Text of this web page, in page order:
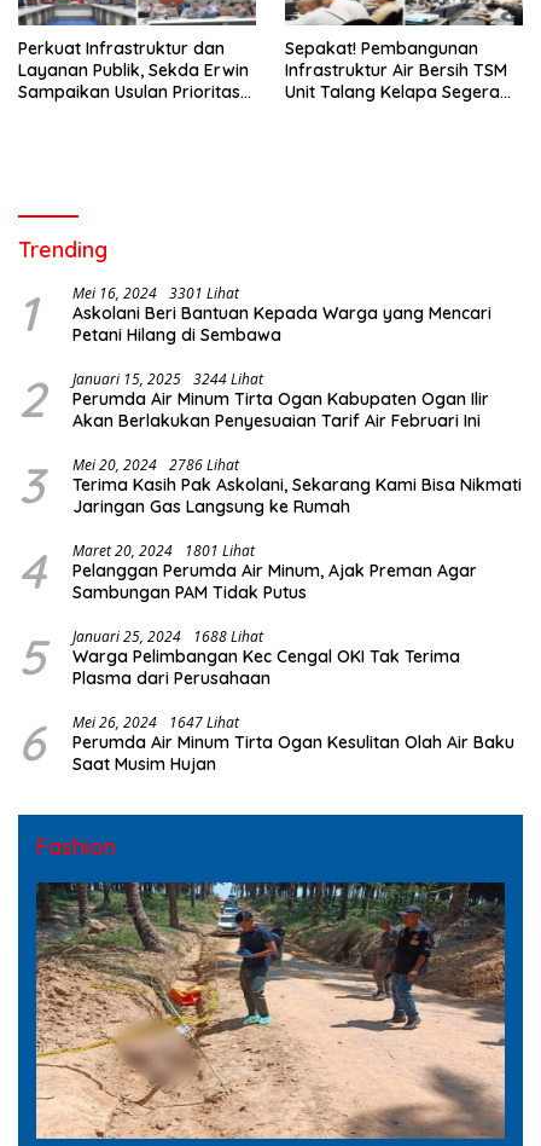
Perkuat Infrastruktur dan
Layanan Publik, Sekda Erwin
Sampaikan Usulan Prioritas
Sepakat! Pembangunan
Infrastruktur Air Bersih TSM
Unit Talang Kelapa Segera
Trending
1 Mei 16, 2024 3301 Lihat
Askolani Beri Bantuan Kepada Warga yang Mencari
Petani Hilang di Sembawa
2 Januari 15, 2025 3244 Lihat
Perumda Air Minum Tirta Ogan Kabupaten Ogan Ilir
Akan Berlakukan Penyesuaian Tarif Air Februari Ini
3 Mei 20, 2024 2786 Lihat
Terima Kasih Pak Askolani, Sekarang Kami Bisa Nikmati
Jaringan Gas Langsung ke Rumah
4 Maret 20, 2024 1801 Lihat
Pelanggan Perumda Air Minum, Ajak Preman Agar
Sambungan PAM Tidak Putus
5 Januari 25, 2024 1688 Lihat
Warga Pelimbangan Kec Cengal OKI Tak Terima
Plasma dari Perusahaan
6 Mei 26, 2024 1647 Lihat
Perumda Air Minum Tirta Ogan Kesulitan Olah Air Baku
Saat Musim Hujan
Fashion